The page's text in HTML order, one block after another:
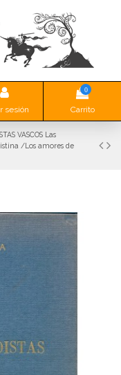
sesión
0
Carrito
VASCOS Las
/Los amores de